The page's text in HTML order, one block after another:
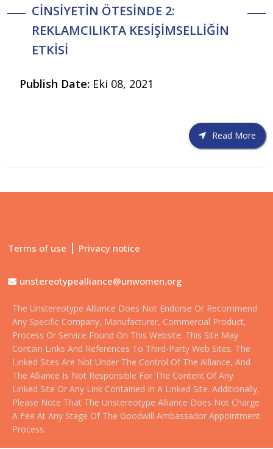
CİNSİYETİN ÖTESİNDE 2:
REKLAMCILIKTA KESİŞİMSELLİĞİN
ETKİSİ
Publish Date: Eki 08, 2021
Read More
Terms of use | Privacy notice
unstereotypealliance@unwomen.org
The Unstereotype Alliance Does Not Endorse Or Recommend
Any Specific Company, Manufacturer, Commercial Product,
Process Or Service Found On This Website. This Site May
Contain Links And References To Third-Party Web Sites. The
Linked Sites Are Not Under The Control Of The Alliance, And
The Alliance Is Not Responsible For The Content Of Any
Linked Site Or Any Link Contained In A Linked Site. Additionally,
Please Note That The Unstereotype Alliance Does Not Charge
A Fee At Any Stage Of The Goodwill Ambassador Appointment
Process.